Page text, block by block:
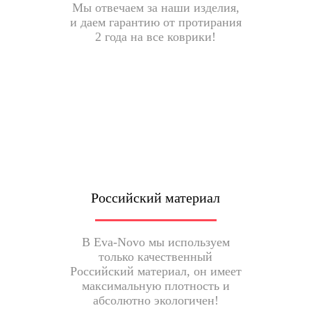
Мы отвечаем за наши изделия,
и даем гарантию от протирания
2 года на все коврики!
Российский материал
В Eva-Novo мы используем
только качественный
Российский материал, он имеет
максимальную плотность и
абсолютно экологичен!